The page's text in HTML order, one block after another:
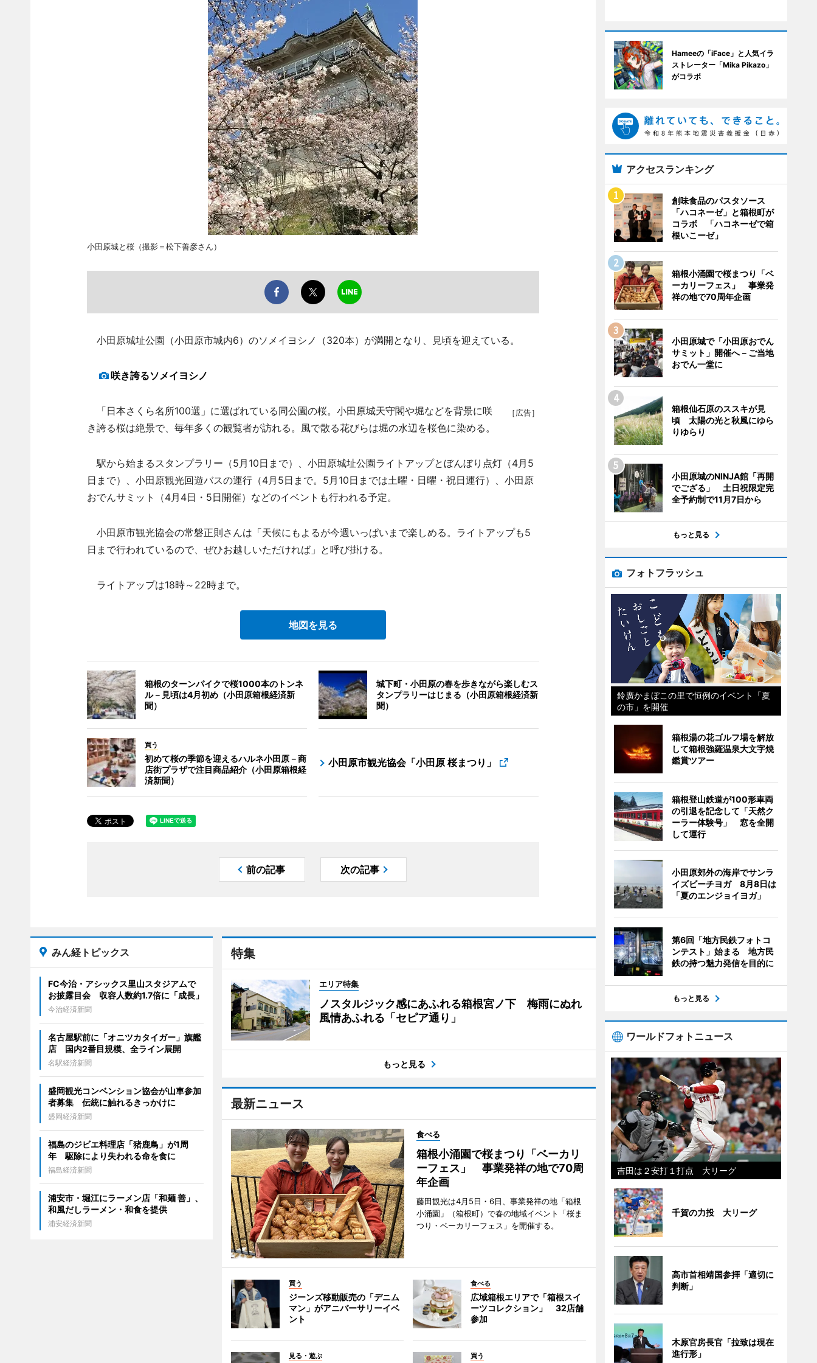
小田原城と桜（撮影＝松下善彦さん）
小田原城址公園（小田原市城内6）のソメイヨシノ（320本）が満開となり、見頃を迎えている。
咲き誇るソメイヨシノ
［広告］
「日本さくら名所100選」に選ばれている同公園の桜。小田原城天守閣や堀などを背景に咲
き誇る桜は絶景で、毎年多くの観覧者が訪れる。風で散る花びらは堀の水辺を桜色に染める。
駅から始まるスタンプラリー（5月10日まで）、小田原城址公園ライトアップとぼんぼり点灯（4月5
日まで）、小田原観光回遊バスの運行（4月5日まで。5月10日までは土曜・日曜・祝日運行）、小田原
おでんサミット（4月4日・5日開催）などのイベントも行われる予定。
小田原市観光協会の常磐正則さんは「天候にもよるが今週いっぱいまで楽しめる。ライトアップも5
日まで行われているので、ぜひお越しいただければ」と呼び掛ける。
ライトアップは18時～22時まで。
地図を見る
箱根のターンパイクで桜1000本のトンネ
ル－見頃は4月初め（小田原箱根経済新
聞）
城下町・小田原の春を歩きながら楽しむス
タンプラリーはじまる（小田原箱根経済新
聞）
買う
初めて桜の季節を迎えるハルネ小田原－商
店街プラザで注目商品紹介（小田原箱根経
済新聞）
小田原市観光協会「小田原 桜まつり」
前の記事 次の記事
特集
エリア特集
ノスタルジック感にあふれる箱根宮ノ下 梅雨にぬれ
風情あふれる「セピア通り」
もっと見る
最新ニュース
食べる
箱根小涌園で桜まつり「ベーカリ
ーフェス」 事業発祥の地で70周
年企画
藤田観光は4月5日・6日、事業発祥の地「箱根
小涌園」（箱根町）で春の地域イベント「桜ま
つり・ベーカリーフェス」を開催する。
買う
ジーンズ移動販売の「デニム
マン」がアニバーサリーイベ
ント
食べる
広域箱根エリアで「箱根スイ
ーツコレクション」 32店舗
参加
見る・遊ぶ 買う
みん経トピックス
FC今治・アシックス里山スタジアムで
お披露目会 収容人数約1.7倍に「成長」
今治経済新聞
名古屋駅前に「オニツカタイガー」旗艦
店 国内2番目規模、全ライン展開
名駅経済新聞
盛岡観光コンベンション協会が山車参加
者募集 伝統に触れるきっかけに
盛岡経済新聞
福島のジビエ料理店「猪鹿鳥」が1周
年 駆除により失われる命を食に
福島経済新聞
浦安市・堀江にラーメン店「和麺 善」、
和風だしラーメン・和食を提供
浦安経済新聞
Hameeの「iFace」と人気イラ
ストレーター「Mika Pikazo」
がコラボ
アクセスランキング
創味食品のパスタソース
「ハコネーゼ」と箱根町が
コラボ 「ハコネーゼで箱
根いこーゼ」
箱根小涌園で桜まつり「ベ
ーカリーフェス」 事業発
祥の地で70周年企画
小田原城で「小田原おでん
サミット」開催へ－ご当地
おでん一堂に
箱根仙石原のススキが見
頃 太陽の光と秋風にゆら
りゆらり
小田原城のNINJA館「再開
でござる」 土日祝限定完
全予約制で11月7日から
もっと見る
フォトフラッシュ
鈴廣かまぼこの里で恒例のイベント「夏
の市」を開催
箱根湯の花ゴルフ場を解放
して箱根強羅温泉大文字焼
鑑賞ツアー
箱根登山鉄道が100形車両
の引退を記念して「天然ク
ーラー体験号」 窓を全開
して運行
小田原郊外の海岸でサンラ
イズビーチヨガ 8月8日は
「夏のエンジョイヨガ」
第6回「地方民鉄フォトコ
ンテスト」始まる 地方民
鉄の持つ魅力発信を目的に
もっと見る
ワールドフォトニュース
吉田は２安打１打点 大リーグ
千賀の力投 大リーグ
高市首相靖国参拝「適切に
判断」
木原官房長官「拉致は現在
進行形」